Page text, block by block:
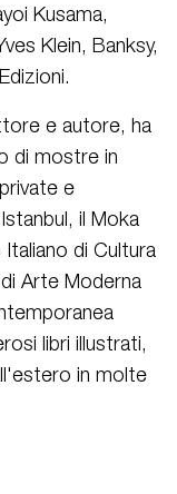
Kusama,
Klein, Banksy,
e autore, ha
di mostre in
e
il Moka
di Cultura
Arte Moderna
libri illustrati,
in molte